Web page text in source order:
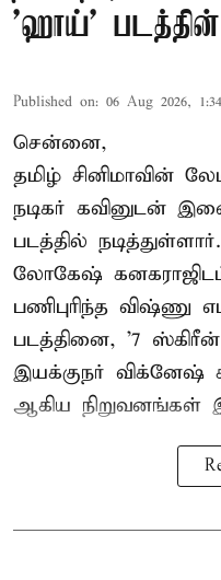
'ஹாய்' படத்தின்
Published on: 06 Aug 2026,
சென்னை,
தமிழ் சினிமாவின்
நடிகர் கவினுடன்
படத்தில்
லோகேஷ்
பணிபுரிந்த விஷ்ணு
படத்தினை, '7
இயக்குநர் விக்னேஷ்
ஆகிய நிறுவனங்கள்